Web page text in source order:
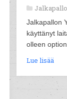
Jalkapallon
käyttänyt
olleen option.
Lue lisää